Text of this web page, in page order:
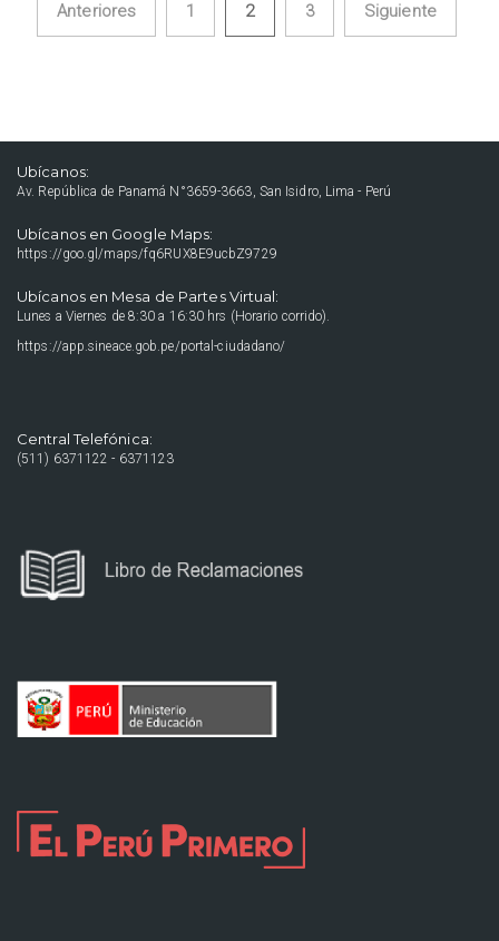
Navegación de entradas
Anteriores 1 2 3 Siguiente
Ubícanos:
Av. República de Panamá N°3659-3663, San Isidro, Lima - Perú
Ubícanos en Google Maps:
https://goo.gl/maps/fq6RUX8E9ucbZ9729
Ubícanos en Mesa de Partes Virtual:
Lunes a Viernes de 8:30 a 16:30 hrs (Horario corrido).
https://app.sineace.gob.pe/portal-ciudadano/
Central Telefónica:
(511) 6371122 - 6371123